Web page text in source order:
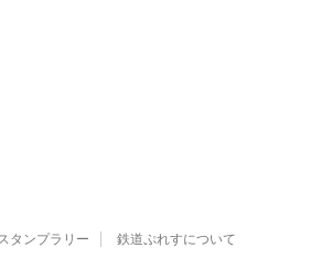
スタンプラリー 鉄道ぷれすについて